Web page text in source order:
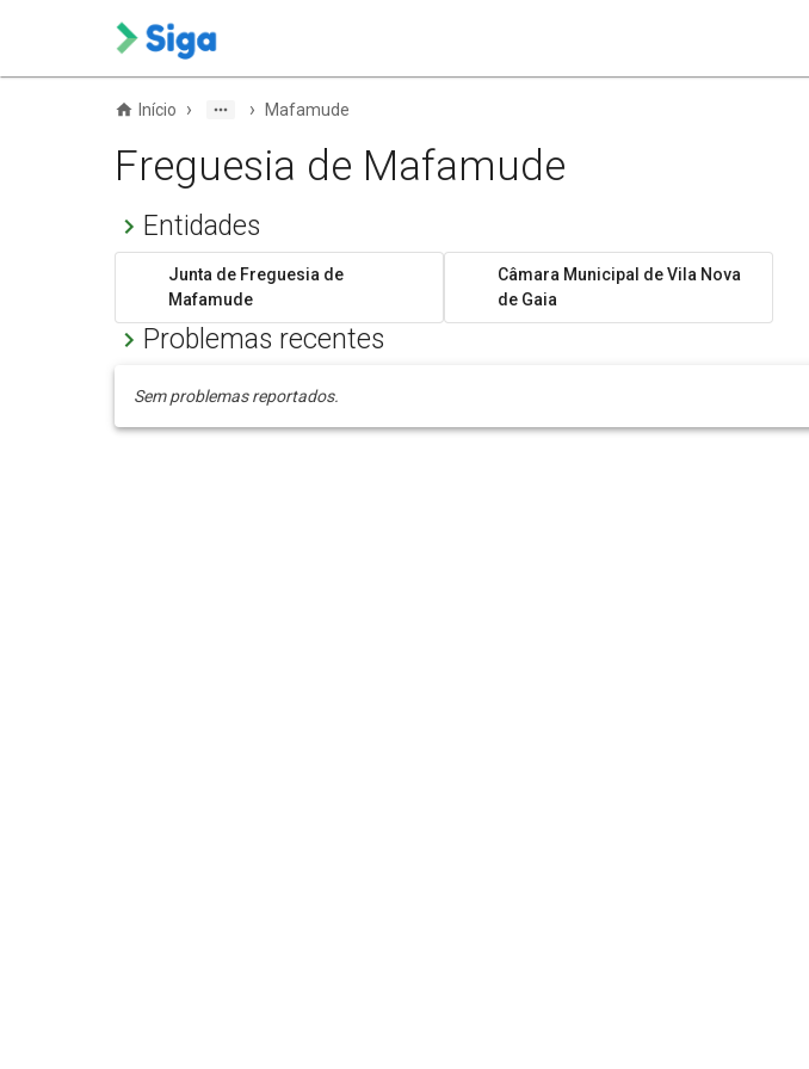
Início › › Mafamude
Freguesia de Mafamude
Entidades
Junta de Freguesia de
Mafamude
Câmara Municipal de Vila Nova
de Gaia
Problemas recentes
Sem problemas reportados.